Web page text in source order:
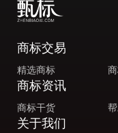
商标交易
精选商标
商标资讯
商标干货
关于我们